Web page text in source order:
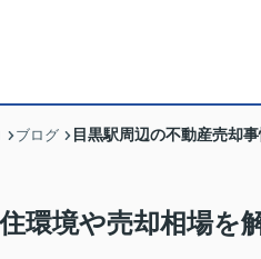
ブログ 目黒駅周辺の不動産売却
環境や売却相場を